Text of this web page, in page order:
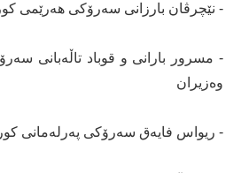
- نێچرڤان بارزانی سەرۆکی هەرێمی
- مسرور بارانی و قوباد تاڵەبانی
وەزیران
- ریواس فایەق سەرۆکی پەرلەمانی